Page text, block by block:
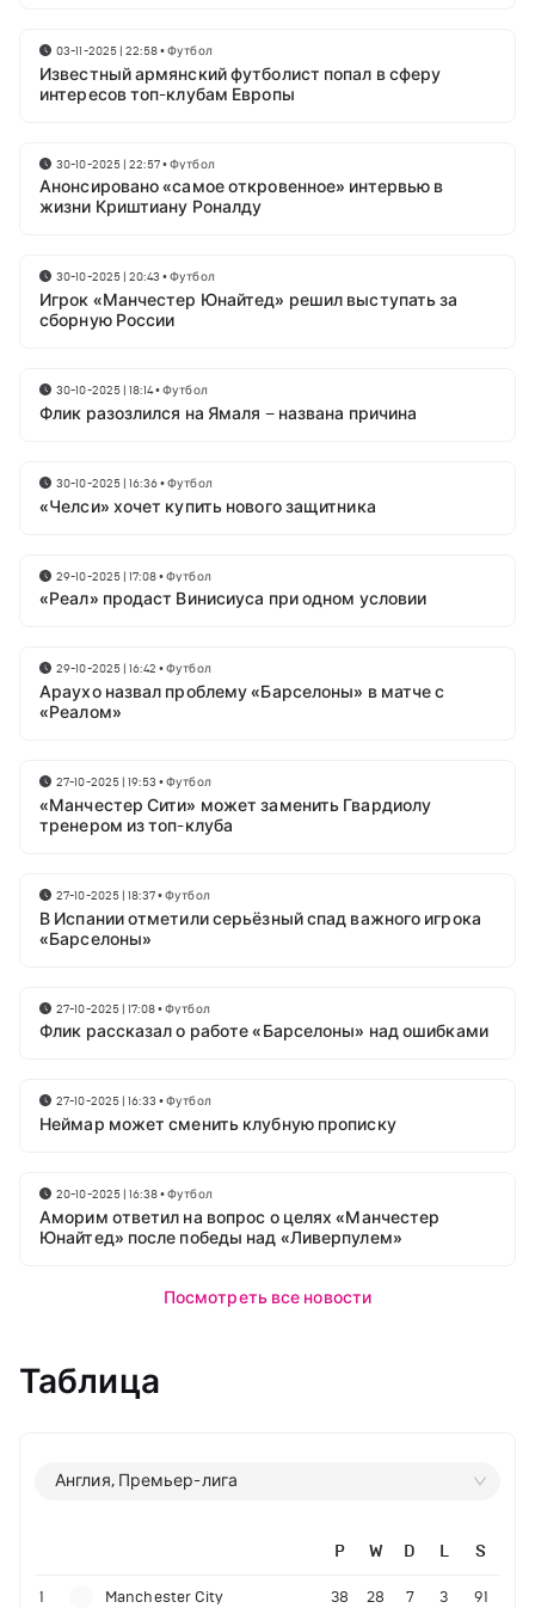
03-11-2025 | 22:58•Футбол
Известный армянский футболист попал в сферу
интересов топ-клубам Европы
30-10-2025 | 22:57•Футбол
Анонсировано «самое откровенное» интервью в
жизни Криштиану Роналду
30-10-2025 | 20:43 •Футбол
Игрок «Манчестер Юнайтед» решил выступать за
сборную России
30-10-2025 | 18:14•Футбол
Флик разозлился на Ямаля – названа причина
30-10-2025 | 16:36•Футбол
«Челси» хочет купить нового защитника
29-10-2025 | 17:08•Футбол
«Реал» продаст Винисиуса при одном условии
29-10-2025 | 16:42 •Футбол
Араухо назвал проблему «Барселоны» в матче с
«Реалом»
27-10-2025 | 19:53 •Футбол
«Манчестер Сити» может заменить Гвардиолу
тренером из топ-клуба
27-10-2025 | 18:37•Футбол
В Испании отметили серьёзный спад важного игрока
«Барселоны»
27-10-2025 | 17:08•Футбол
Флик рассказал о работе «Барселоны» над ошибками
27-10-2025 | 16:33 •Футбол
Неймар может сменить клубную прописку
20-10-2025 | 16:38•Футбол
Аморим ответил на вопрос о целях «Манчестер
Юнайтед» после победы над «Ливерпулем»
Посмотреть все новости
Таблица
Англия, Премьер-лига
P W D L S
1 Manchester City 38 28 7 3 91